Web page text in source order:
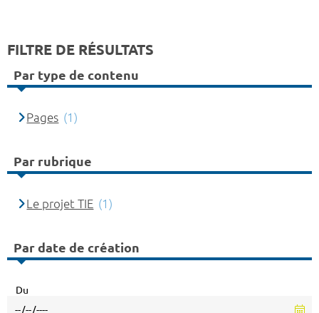
FILTRE DE RÉSULTATS
Par type de contenu
Pages (1)
Par rubrique
Le projet TIE (1)
Par date de création
Du